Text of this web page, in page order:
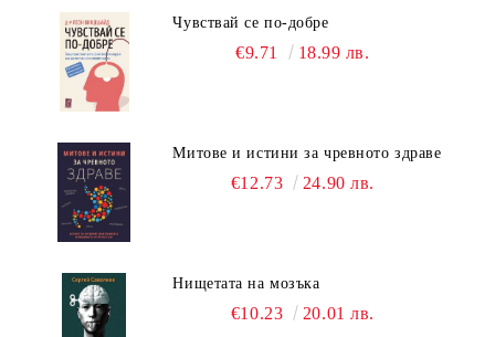
Чувствай се по-добре
€9.71 18.99 лв.
Митове и истини за чревното здраве
€12.73 24.90 лв.
Нищетата на мозъка
€10.23 20.01 лв.